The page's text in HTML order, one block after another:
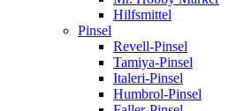
Hilfsmittel
Pinsel
Revell-Pinsel
Tamiya-Pinsel
Italeri-Pinsel
Humbrol-Pinsel